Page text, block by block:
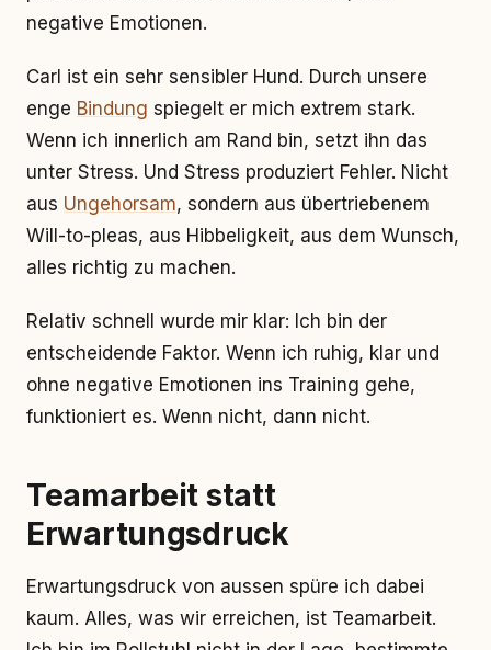
negative Emotionen.
Carl ist ein sehr sensibler Hund. Durch unsere
enge Bindung spiegelt er mich extrem stark.
Wenn ich innerlich am Rand bin, setzt ihn das
unter Stress. Und Stress produziert Fehler. Nicht
aus Ungehorsam, sondern aus übertriebenem
Will-to-pleas, aus Hibbeligkeit, aus dem Wunsch,
alles richtig zu machen.
Relativ schnell wurde mir klar: Ich bin der
entscheidende Faktor. Wenn ich ruhig, klar und
ohne negative Emotionen ins Training gehe,
funktioniert es. Wenn nicht, dann nicht.
Teamarbeit statt
Erwartungsdruck
Erwartungsdruck von aussen spüre ich dabei
kaum. Alles, was wir erreichen, ist Teamarbeit.